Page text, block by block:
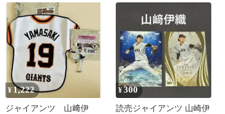
¥ 1,222
ジャイアンツ 山﨑伊
¥300
読売ジャイアンツ 山崎伊